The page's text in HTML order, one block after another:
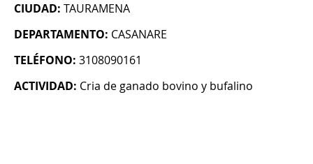
CIUDAD: TAURAMENA
DEPARTAMENTO: CASANARE
TELÉFONO: 3108090161
ACTIVIDAD: Cria de ganado bovino y bufalino